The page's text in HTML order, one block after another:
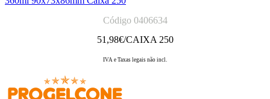
Código 0406634
51,98€/CAIXA 250
IVA e Taxas legais não incl.